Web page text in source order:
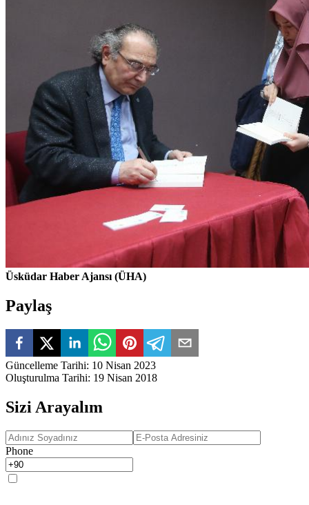
Üsküdar Haber Ajansı (ÜHA)
Paylaş
Güncelleme Tarihi: 10 Nisan 2023
Oluşturulma Tarihi: 19 Nisan 2018
Sizi Arayalım
Phone